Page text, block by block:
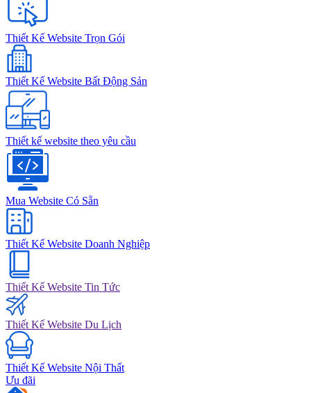
Thiết Kế Website Trọn Gói
Thiết Kế Website Bất Động Sản
Thiết kế website theo yêu cầu
Mua Website Có Sẵn
Thiết Kế Website Doanh Nghiệp
Thiết Kế Website Tin Tức
Thiết Kế Website Du Lịch
Thiết Kế Website Nội Thất
Ưu đãi